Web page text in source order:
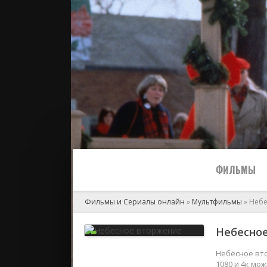
ФИЛЬМЫ
2024
Фильмы и Сериалы онлайн » Мультфильмы »
Небесное
1080 и 4к